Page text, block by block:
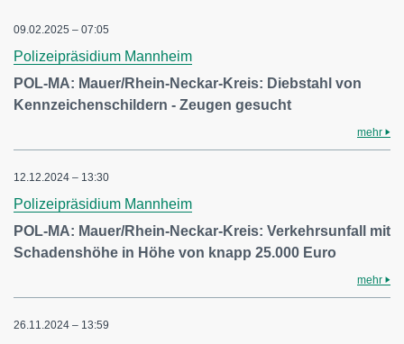
09.02.2025 – 07:05
Polizeipräsidium Mannheim
POL-MA: Mauer/Rhein-Neckar-Kreis: Diebstahl von
Kennzeichenschildern - Zeugen gesucht
mehr
12.12.2024 – 13:30
Polizeipräsidium Mannheim
POL-MA: Mauer/Rhein-Neckar-Kreis: Verkehrsunfall mit
Schadenshöhe in Höhe von knapp 25.000 Euro
mehr
26.11.2024 – 13:59